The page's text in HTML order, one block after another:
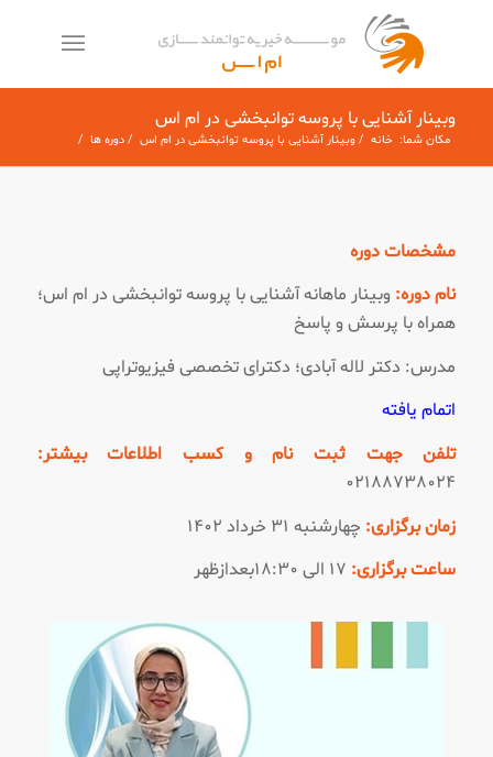
وبینار آشنایی با پروسه توانبخشی در ام اس
مکان شما: خانه / وبینار آشنایی با پروسه توانبخشی در ام اس / دوره ها /
مشخصات دوره
نام دوره: وبینار ماهانه آشنایی با پروسه توانبخشی در ام اس؛
همراه با پرسش و پاسخ
مدرس: دکتر لاله آبادی؛ دکترای تخصصی فیزیوتراپی
اتمام یافته
تلفن جهت ثبت نام و کسب اطلاعات بیشتر:
۰۲۱۸۸۷۳۸۰۲۴
زمان برگزاری: چهارشنبه ۳۱ خرداد ۱۴۰۲
ساعت برگزاری: ۱۷ الی ۱۸:۳۰بعدازظهر
معمولاً در چند دقیقه پاسخ می‌دهیم